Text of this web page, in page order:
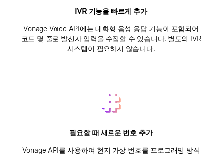
IVR 기능을 빠르게 추가
Vonage Voice API에는 대화형 음성 응답 기능이 포함되어
코드 몇 줄로 발신자 입력을 수집할 수 있습니다. 별도의 IVR
시스템이 필요하지 않습니다.
필요할 때 새로운 번호 추가
Vonage API를 사용하여 현지 가상 번호를 프로그래밍 방식